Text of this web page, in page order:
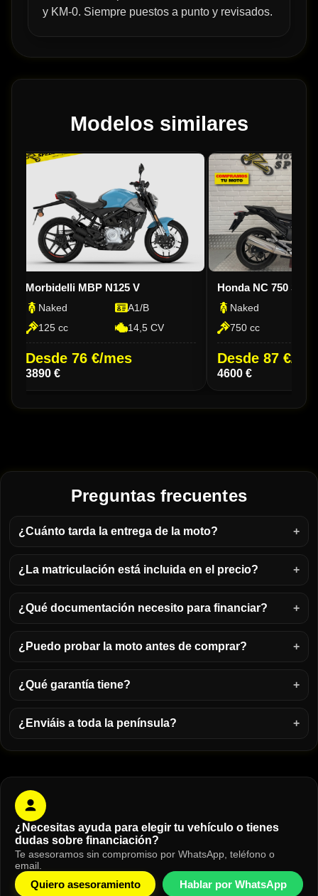
y KM-0. Siempre puestos a punto y revisados.
Modelos similares
Morbidelli MBP N125 V
Naked
A1/B
125 cc
14,5 CV
Desde 76 €/mes
3890 €
Honda NC 750 S
Naked
750 cc
Desde 87 €/
4600 €
Preguntas frecuentes
¿Cuánto tarda la entrega de la moto?
¿La matriculación está incluida en el precio?
¿Qué documentación necesito para financiar?
¿Puedo probar la moto antes de comprar?
¿Qué garantía tiene?
¿Enviáis a toda la península?
¿Necesitas ayuda para elegir tu vehículo o tienes
dudas sobre financiación?
Te asesoramos sin compromiso por WhatsApp, teléfono o
email.
Quiero asesoramiento Hablar por WhatsApp